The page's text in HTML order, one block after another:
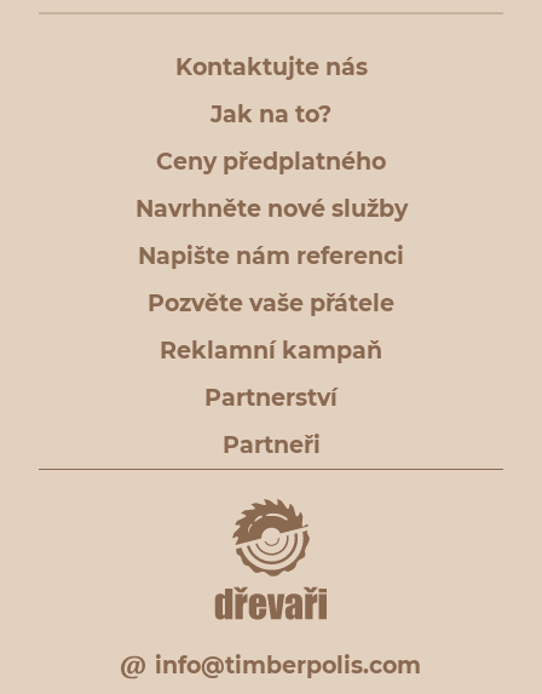
Kontaktujte nás
Jak na to?
Ceny předplatného
Navrhněte nové služby
Napište nám referenci
Pozvěte vaše přátele
Reklamní kampaň
Partnerství
Partneři
info@timberpolis.com